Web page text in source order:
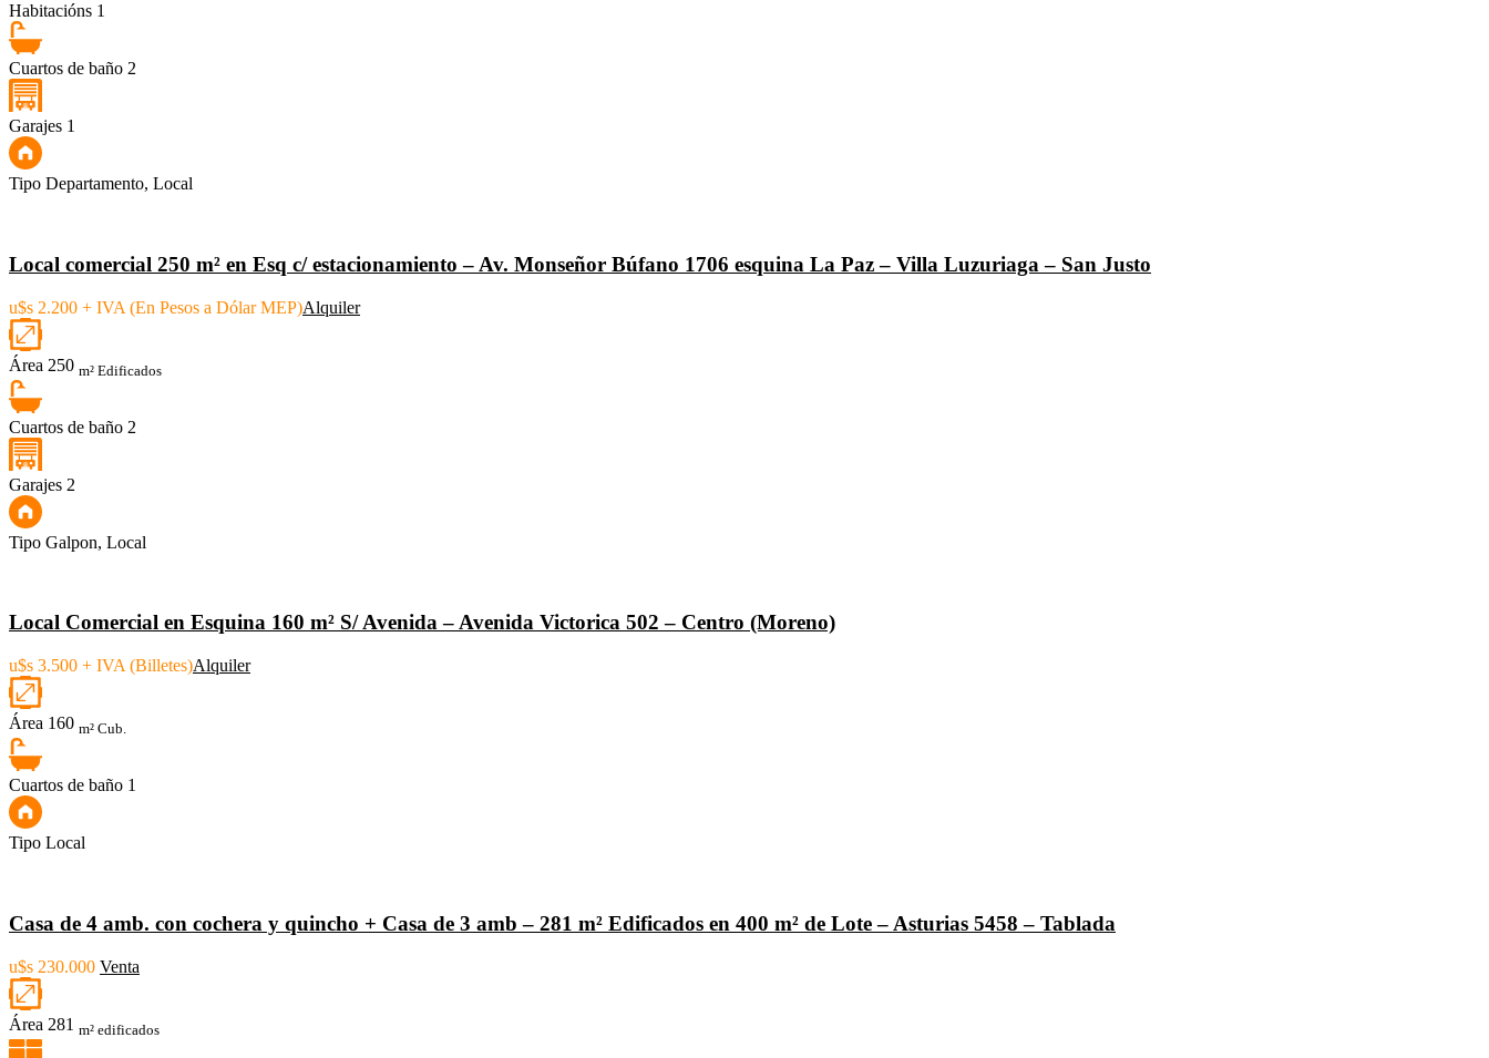
Habitacións 1
Cuartos de baño 2
Garajes 1
Tipo Departamento, Local
Local comercial 250 m² en Esq c/ estacionamiento – Av. Monseñor Búfano 1706 esquina La Paz – Villa Luzuriaga – San Justo
u$s 2.200 + IVA (En Pesos a Dólar MEP)Alquiler
Área 250 m² Edificados
Cuartos de baño 2
Garajes 2
Tipo Galpon, Local
Local Comercial en Esquina 160 m² S/ Avenida – Avenida Victorica 502 – Centro (Moreno)
u$s 3.500 + IVA (Billetes)Alquiler
Área 160 m² Cub.
Cuartos de baño 1
Tipo Local
Casa de 4 amb. con cochera y quincho + Casa de 3 amb – 281 m² Edificados en 400 m² de Lote – Asturias 5458 – Tablada
u$s 230.000 Venta
Área 281 m² edificados